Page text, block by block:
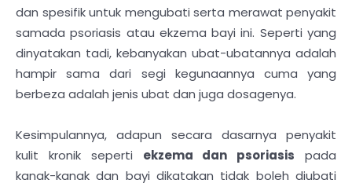
dan spesifik untuk mengubati serta merawat penyakit
samada psoriasis atau ekzema bayi ini. Seperti yang
dinyatakan tadi, kebanyakan ubat-ubatannya adalah
hampir sama dari segi kegunaannya cuma yang
berbeza adalah jenis ubat dan juga dosagenya.
Kesimpulannya, adapun secara dasarnya penyakit
kulit kronik seperti ekzema dan psoriasis pada
kanak-kanak dan bayi dikatakan tidak boleh diubati